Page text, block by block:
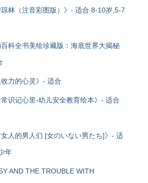
林（注音彩图版）》- 适合 8-10岁,5-7
科全书美绘珍藏版：海底世界大揭秘
力的心灵》- 适合
识记心里-幼儿安全教育绘本》- 适合
人的男人们 [女のいない男たち]》- 适
年
AND THE TROUBLE WITH